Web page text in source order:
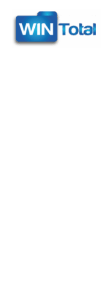
Inhalt
springen